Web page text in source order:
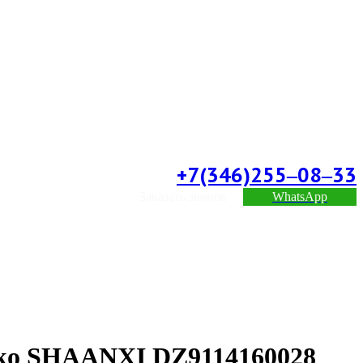
+7(346)255‒08‒33
WhatsApp
SHAANXI DZ9114160028